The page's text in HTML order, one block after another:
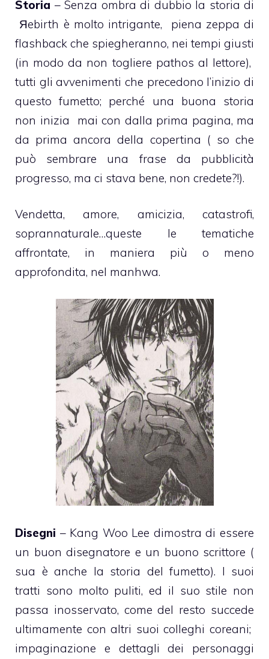
Storia – Senza ombra di dubbio la storia di
Яebirth è molto intrigante, piena zeppa di
flashback che spiegheranno, nei tempi giusti
(in modo da non togliere pathos al lettore),
tutti gli avvenimenti che precedono l’inizio di
questo fumetto; perché una buona storia
non inizia mai con dalla prima pagina, ma
da prima ancora della copertina ( so che
può sembrare una frase da pubblicità
progresso, ma ci stava bene, non credete?!).
Vendetta, amore, amicizia, catastrofi,
soprannaturale…queste le tematiche
affrontate, in maniera più o meno
approfondita, nel manhwa.
Disegni – Kang Woo Lee dimostra di essere
un buon disegnatore e un buono scrittore (
sua è anche la storia del fumetto). I suoi
tratti sono molto puliti, ed il suo stile non
passa inosservato, come del resto succede
ultimamente con altri suoi colleghi coreani;
impaginazione e dettagli dei personaggi